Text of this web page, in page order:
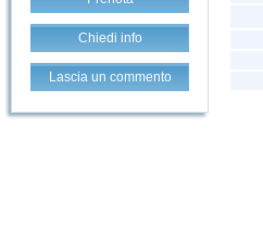
Chiedi info
Lascia un commento